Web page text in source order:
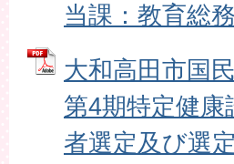
当課：教育総
大和高田市国
第4期特定健
者選定及び選